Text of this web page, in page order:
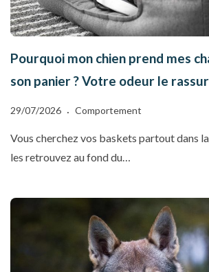
Pourquoi mon chien prend mes
son panier ? Votre odeur le
29/07/2026 Comportement
Vous cherchez vos baskets partout dans
les retrouvez au fond du…